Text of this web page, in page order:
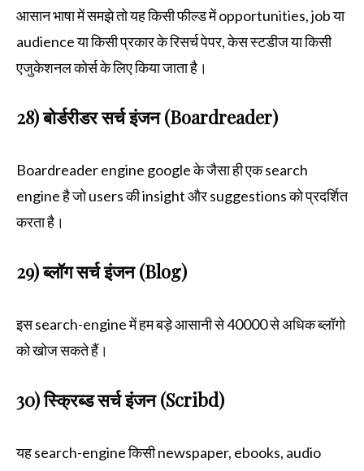
आसान भाषा में समझे तो यह किसी फील्ड में opportunities, job या
audience या किसी प्रकार के रिसर्च पेपर, केस स्टडीज या किसी
एजुकेशनल कोर्स के लिए किया जाता है।
28) बोर्डरीडर सर्च इंजन (Boardreader)
Boardreader engine google के जैसा ही एक search
engine है जो users की insight और suggestions को प्रदर्शित
करता है।
29) ब्लॉग सर्च इंजन (Blog)
इस search-engine में हम बड़े आसानी से 40000 से अधिक ब्लॉगो
को खोज सकते हैं।
30) स्क्रिब्ड सर्च इंजन (Scribd)
यह search-engine किसी newspaper, ebooks, audio